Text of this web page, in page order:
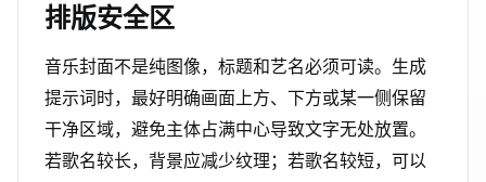
排版安全区
音乐封面不是纯图像，标题和艺名必须可读。生成
提示词时，最好明确画面上方、下方或某一侧保留
干净区域，避免主体占满中心导致文字无处放置。
若歌名较长，背景应减少纹理；若歌名较短，可以